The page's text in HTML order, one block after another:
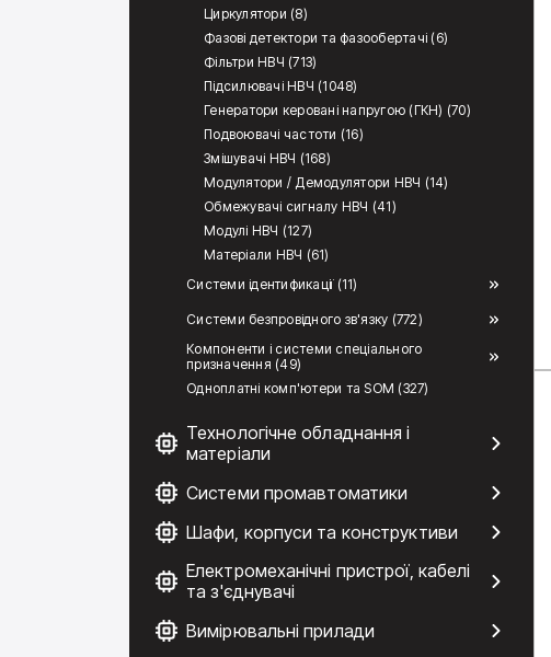
Циркулятори (8)
Фазові детектори та фазообертачі (6)
Фільтри НВЧ (713)
Підсилювачі НВЧ (1048)
Генератори керовані напругою (ГКН) (70)
Подвоювачі частоти (16)
Змішувачі НВЧ (168)
Модулятори / Демодулятори НВЧ (14)
Обмежувачі сигналу НВЧ (41)
Модулі НВЧ (127)
Матеріали НВЧ (61)
Системи ідентификації (11)
Системи безпровідного зв'язку (772)
Компоненти і системи спеціального
призначення (49)
Одноплатні комп'ютери та SOM (327)
Технологічне обладнання і
матеріали
Системи промавтоматики
Шафи, корпуси та конструктиви
Електромеханічні пристрої, кабелі
та з'єднувачі
Вимірювальні прилади